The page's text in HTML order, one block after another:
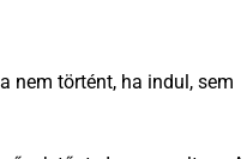
nem történt, ha indul, sem